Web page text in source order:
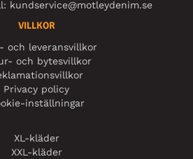
kundservice@motleydenim.se
VILLKOR
och leveransvillkor
och bytesvillkor
Privacy policy
inställningar
XL-kläder
XXL-kläder